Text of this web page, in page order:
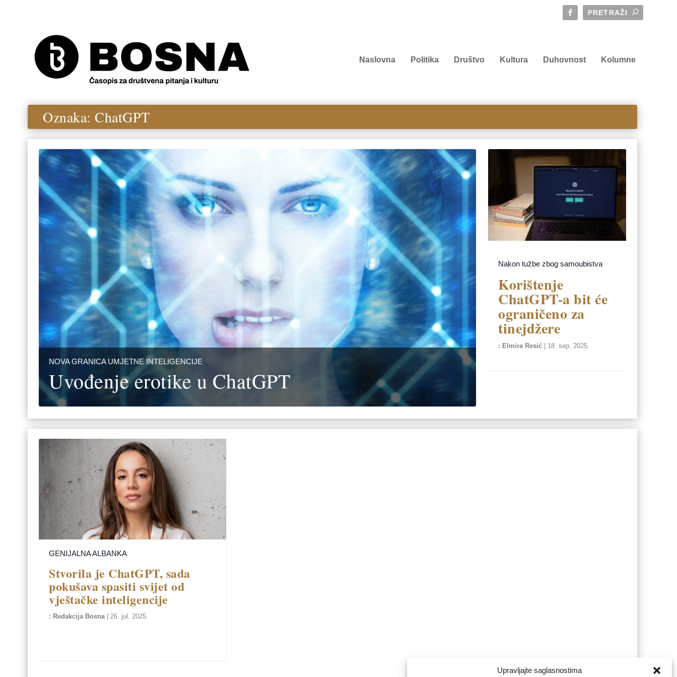
Upravljajte saglasnostima
Naslovna Politika Društvo Kultura Duhovnost Kolumne
Oznaka:ChatGPT
NOVA GRANICA UMJETNE INTELIGENCIJE
Uvođenje erotike u ChatGPT
Nakon tužbe zbog samoubistva
Korištenje
ChatGPT-a bit će
ograničeno za
tinejdžere
Elmira Resić 18. sep. 2025.
GENIJALNA ALBANKA
Stvorila je ChatGPT, sada
pokušava spasiti svijet od
vještačke inteligencije
Redakcija Bosna | 26. jul. 2025.